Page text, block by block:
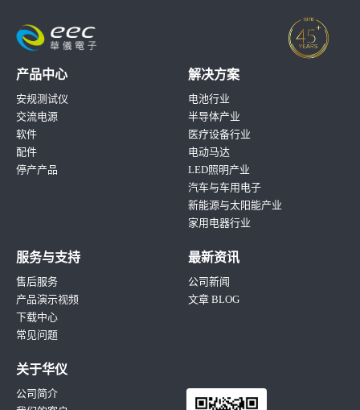
产品中心
安规测试仪
交流电源
软件
配件
停产产品
解决方案
电池行业
半导体产业
医疗设备行业
电动马达
LED照明产业
汽车与车用电子
新能源与太阳能产业
家用电器行业
服务与支持
售后服务
产品演示视频
下载中心
常见问题
最新资讯
公司新闻
文章 BLOG
关于华仪
公司简介